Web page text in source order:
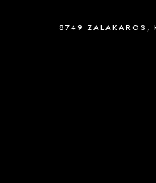
8749 ZALAKAROS,